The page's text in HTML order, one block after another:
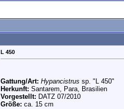
L 450
Gattung/Art: Hypancistrus sp. "L 450"
Herkunft: Santarem, Para, Brasilien
Vorgestellt: DATZ 07/2010
Größe: ca. 15 cm